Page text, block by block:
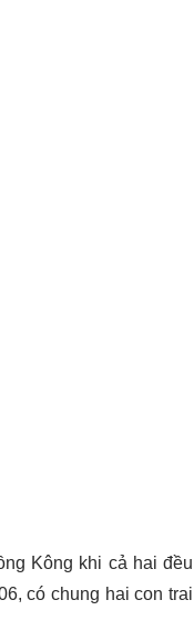
Kông khi cả hai đều
có chung hai con trai